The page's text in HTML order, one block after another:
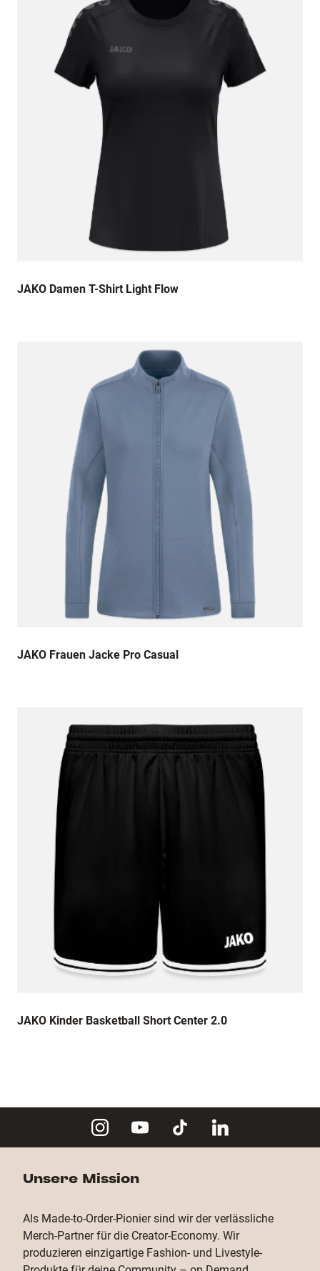
JAKO Damen T-Shirt Light Flow
JAKO Frauen Jacke Pro Casual
JAKO Kinder Basketball Short Center 2.0
Unsere Mission
Als Made-to-Order-Pionier sind wir der verlässliche
Merch-Partner für die Creator-Economy. Wir
produzieren einzigartige Fashion- und Livestyle-